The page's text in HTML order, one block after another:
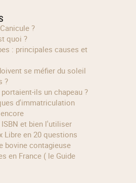
?
quoi ?
?
un chapeau ?
ISBN et bien l'utiliser
Libre en 20 questions
bovine contagieuse